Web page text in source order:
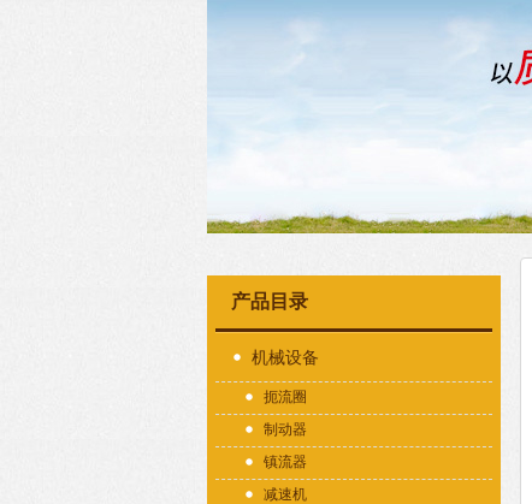
产品目录
机械设备
扼流圈
制动器
镇流器
减速机